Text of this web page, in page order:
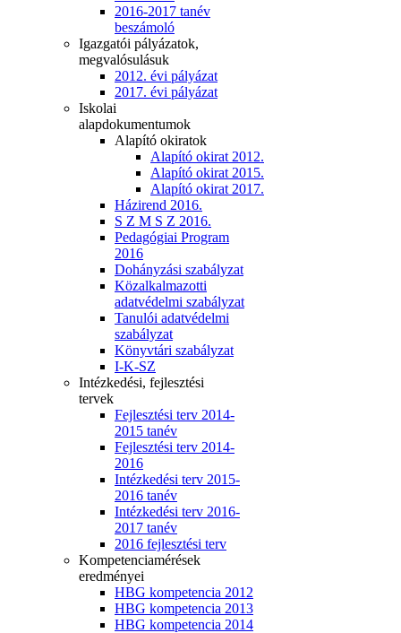
2016-2017 tanév
beszámoló
Igazgatói pályázatok,
megvalósulásuk
2012. évi pályázat
2017. évi pályázat
Iskolai
alapdokumentumok
Alapító okiratok
Alapító okirat 2012.
Alapító okirat 2015.
Alapító okirat 2017.
Házirend 2016.
S Z M S Z 2016.
Pedagógiai Program
2016
Dohányzási szabályzat
Közalkalmazotti
adatvédelmi szabályzat
Tanulói adatvédelmi
szabályzat
Könyvtári szabályzat
I-K-SZ
Intézkedési, fejlesztési
tervek
Fejlesztési terv 2014-
2015 tanév
Fejlesztési terv 2014-
2016
Intézkedési terv 2015-
2016 tanév
Intézkedési terv 2016-
2017 tanév
2016 fejlesztési terv
Kompetenciamérések
eredményei
HBG kompetencia 2012
HBG kompetencia 2013
HBG kompetencia 2014